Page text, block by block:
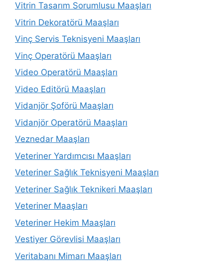
Vitrin Tasarım Sorumlusu Maaşları
Vitrin Dekoratörü Maaşları
Vinç Servis Teknisyeni Maaşları
Vinç Operatörü Maaşları
Video Operatörü Maaşları
Video Editörü Maaşları
Vidanjör Şoförü Maaşları
Vidanjör Operatörü Maaşları
Veznedar Maaşları
Veteriner Yardımcısı Maaşları
Veteriner Sağlık Teknisyeni Maaşları
Veteriner Sağlık Teknikeri Maaşları
Veteriner Maaşları
Veteriner Hekim Maaşları
Vestiyer Görevlisi Maaşları
Veritabanı Mimarı Maaşları